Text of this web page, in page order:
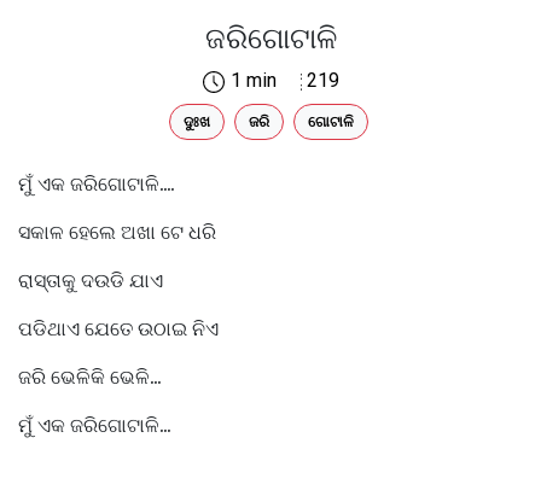
ଜରିଗୋଟାଳି
1 min 219
ଦୁଃଖ ଜରି ଗୋଟାଳି
ମୁଁ ଏକ ଜରିଗୋଟାଳି....
ସକାଳ ହେଲେ ଅଖା ଟେ ଧରି
ରାସ୍ତାକୁ ଦଉଡି ଯାଏ
ପଡିଥାଏ ଯେତେ ଉଠାଇ ନିଏ
ଜରି ଭେଳିକି ଭେଳି...
ମୁଁ ଏକ ଜରିଗୋଟାଳି...